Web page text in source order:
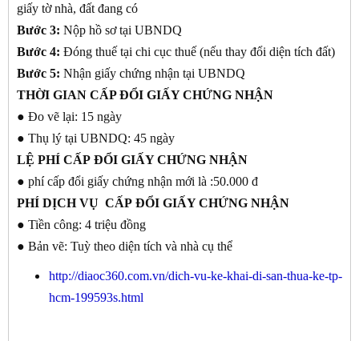
giấy tờ nhà, đất đang có
Bước 3: Nộp hồ sơ tại UBNDQ
Bước 4: Đóng thuế tại chi cục thuế (nếu thay đổi diện tích đất)
Bước 5: Nhận giấy chứng nhận tại UBNDQ
THỜI GIAN CẤP ĐỔI GIẤY CHỨNG NHẬN
● Đo vẽ lại: 15 ngày
● Thụ lý tại UBNDQ: 45 ngày
LỆ PHÍ CẤP ĐỔI GIẤY CHỨNG NHẬN
● phí cấp đổi giấy chứng nhận mới là :50.000 đ
PHÍ DỊCH VỤ CẤP ĐỔI GIẤY CHỨNG NHẬN
● Tiền công: 4 triệu đồng
● Bản vẽ: Tuỳ theo diện tích và nhà cụ thể
http://diaoc360.com.vn/dich-vu-ke-khai-di-san-thua-ke-tp-
hcm-199593s.html